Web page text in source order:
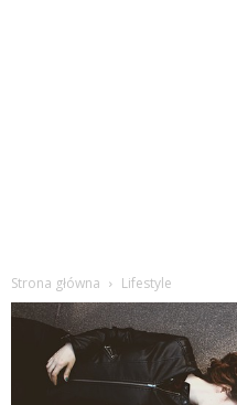
Strona główna Lifestyle